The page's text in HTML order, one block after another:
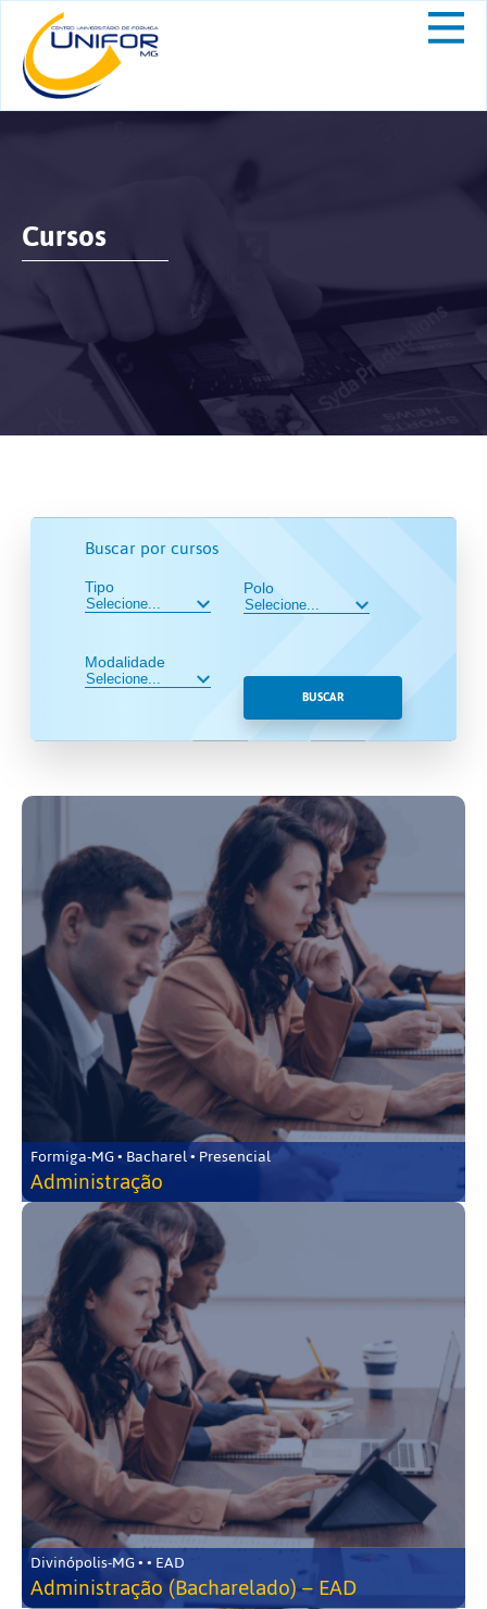
Cursos
Buscar por cursos
Tipo
Modalidade
Polo
BUSCAR
Formiga-MG • Bacharel • Presencial
Administração
Divinópolis-MG • • EAD
Administração (Bacharelado) – EAD